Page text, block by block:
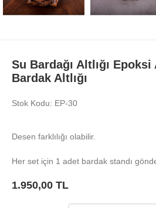
Su Bardağı Altlığı
Bardak Altlığı
Stok Kodu: EP-30
Desen farklılığı olabilir.
Her set için 1 adet bardak standı
1.950,00 TL